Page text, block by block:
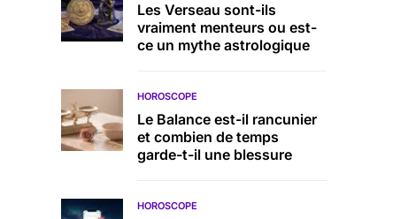
Les Verseau sont-ils
vraiment menteurs ou est-
ce un mythe astrologique
HOROSCOPE
Le Balance est-il rancunier
et combien de temps
garde-t-il une blessure
HOROSCOPE